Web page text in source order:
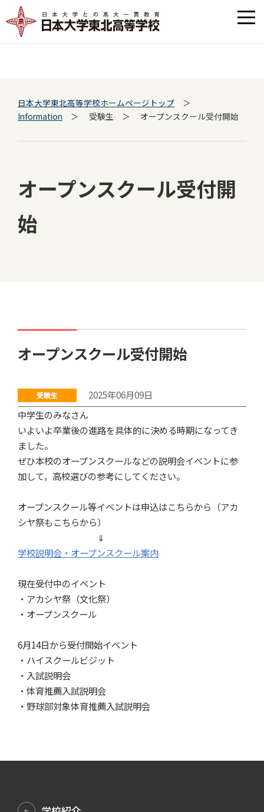
日本大学東北高等学校ホームページトップ ＞
Information ＞ 受験生 ＞ オープンスクール受付開始
オープンスクール受付開
始
オープンスクール受付開始
2025年06月09日
中学生のみなさん
いよいよ卒業後の進路を具体的に決める時期になってき
ました。
ぜひ本校のオープンスクールなどの説明会イベントに参
加して，高校選びの参考にしてください。
オープンスクール等イベントは申込はこちらから（アカ
シヤ祭もこちらから）
⇓
学校説明会・オープンスクール案内
現在受付中のイベント
・アカシヤ祭（文化祭）
・オープンスクール
6月14日から受付開始イベント
・ハイスクールビジット
・入試説明会
・体育推薦入試説明会
・野球部対象体育推薦入試説明会